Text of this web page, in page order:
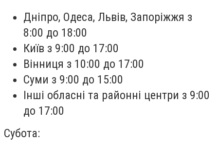
Дніпро, Одеса, Львів, Запоріжжя з
8:00 до 18:00
Київ з 9:00 до 17:00
Вінниця з 10:00 до 17:00
Суми з 9:00 до 15:00
Інші обласні та районні центри з 9:00
до 17:00
Субота: